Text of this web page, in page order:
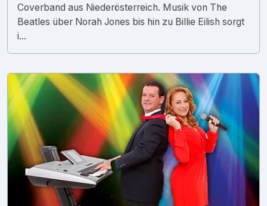
Coverband aus Niederösterreich. Musik von The
Beatles über Norah Jones bis hin zu Billie Eilish sorgt
i...